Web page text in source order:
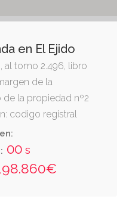
en El Ejido
al tomo 2.496, libro
de la
de la propiedad nº2
codigo registral
: 59 s